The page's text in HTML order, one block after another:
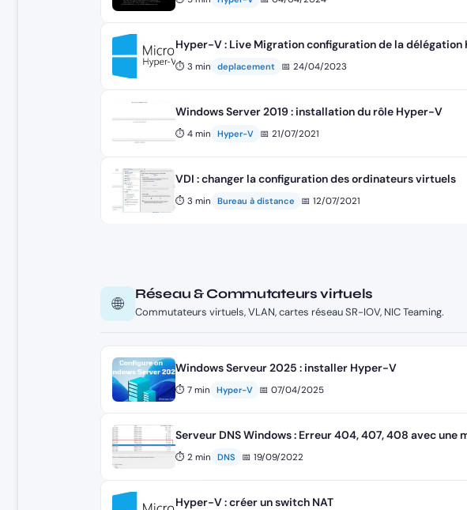
Hyper-V : Live Migration configuration de la délégation
⏱ 3 min deplacement 📅 24/04/2023
Windows Server 2019 : installation du rôle Hyper-V
⏱ 4 min Hyper-V 📅 21/07/2021
VDI : changer la configuration des ordinateurs virtuels
⏱ 3 min Bureau à distance 📅 12/07/2021
🌐 Réseau & Commutateurs virtuels
Commutateurs virtuels, VLAN, cartes réseau SR-IOV, NIC Teaming.
Windows Serveur 2025 : installer Hyper-V
⏱ 7 min Hyper-V 📅 07/04/2025
Serveur DNS Windows : Erreur 404, 407, 408 avec
⏱ 2 min DNS 📅 19/09/2022
Hyper-V : créer un switch NAT